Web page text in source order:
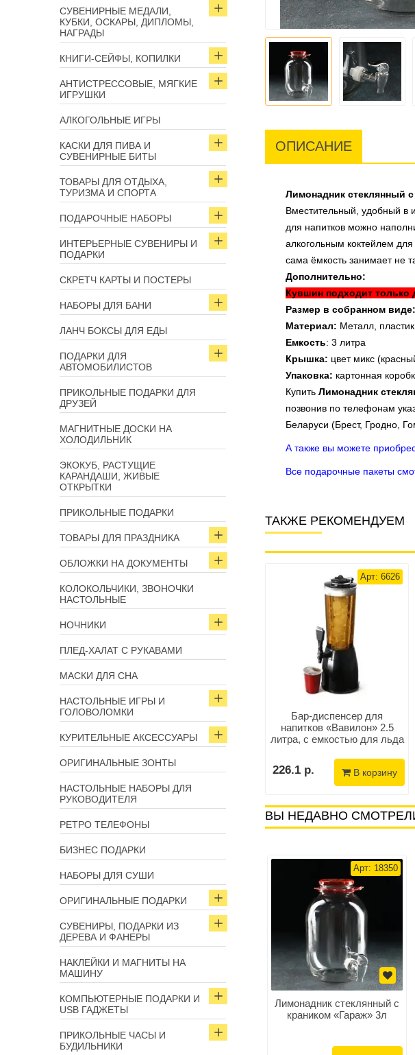
СУВЕНИРНЫЕ МЕДАЛИ,
КУБКИ, ОСКАРЫ, ДИПЛОМЫ,
НАГРАДЫ
КНИГИ-СЕЙФЫ, КОПИЛКИ
АНТИСТРЕССОВЫЕ, МЯГКИЕ
ИГРУШКИ
АЛКОГОЛЬНЫЕ ИГРЫ
КАСКИ ДЛЯ ПИВА И
СУВЕНИРНЫЕ БИТЫ
ТОВАРЫ ДЛЯ ОТДЫХА,
ТУРИЗМА И СПОРТА
ПОДАРОЧНЫЕ НАБОРЫ
ИНТЕРЬЕРНЫЕ СУВЕНИРЫ И
ПОДАРКИ
СКРЕТЧ КАРТЫ И ПОСТЕРЫ
НАБОРЫ ДЛЯ БАНИ
ЛАНЧ БОКСЫ ДЛЯ ЕДЫ
ПОДАРКИ ДЛЯ
АВТОМОБИЛИСТОВ
ПРИКОЛЬНЫЕ ПОДАРКИ ДЛЯ
ДРУЗЕЙ
МАГНИТНЫЕ ДОСКИ НА
ХОЛОДИЛЬНИК
ЭКОКУБ, РАСТУЩИЕ
КАРАНДАШИ, ЖИВЫЕ
ОТКРЫТКИ
ПРИКОЛЬНЫЕ ПОДАРКИ
ТОВАРЫ ДЛЯ ПРАЗДНИКА
ОБЛОЖКИ НА ДОКУМЕНТЫ
КОЛОКОЛЬЧИКИ, ЗВОНОЧКИ
НАСТОЛЬНЫЕ
НОЧНИКИ
ПЛЕД-ХАЛАТ С РУКАВАМИ
МАСКИ ДЛЯ СНА
НАСТОЛЬНЫЕ ИГРЫ И
ГОЛОВОЛОМКИ
КУРИТЕЛЬНЫЕ АКСЕССУАРЫ
ОРИГИНАЛЬНЫЕ ЗОНТЫ
НАСТОЛЬНЫЕ НАБОРЫ ДЛЯ
РУКОВОДИТЕЛЯ
РЕТРО ТЕЛЕФОНЫ
БИЗНЕС ПОДАРКИ
НАБОРЫ ДЛЯ СУШИ
ОРИГИНАЛЬНЫЕ ПОДАРКИ
СУВЕНИРЫ, ПОДАРКИ ИЗ
ДЕРЕВА И ФАНЕРЫ
НАКЛЕЙКИ И МАГНИТЫ НА
МАШИНУ
КОМПЬЮТЕРНЫЕ ПОДАРКИ И
USB ГАДЖЕТЫ
ПРИКОЛЬНЫЕ ЧАСЫ И
БУДИЛЬНИКИ
ОПИСАНИЕ
Лимонадник стеклянный
Вместительный, удобный в
для напитков можно
алкогольным коктейлем
сама ёмкость занимает не
Дополнительно:
Кувшин подходит только
Размер в собранном виде:
Материал: Металл,
Емкость: 3 литра
Крышка: цвет микс
Упаковка: картонная
Купить Лимонадник
позвонив по телефонам
Беларуси (Брест, Гродно,
А также вы можете
Все подарочные пакеты
ТАКЖЕ РЕКОМЕНДУЕМ
для пива
В корзину
Диспенсер для напитков на
деревянной подставке
«Pink» 4,25 л
135.6 р. В корзину
Арт: 6626
Бар-диспенсер для
напитков «Вавилон» 2.5
литра, с емкостью для льда
226.1 р. В корзину
ВЫ НЕДАВНО
Арт: 18350
Лимонадник стеклянный с
краником «Гараж» 3л